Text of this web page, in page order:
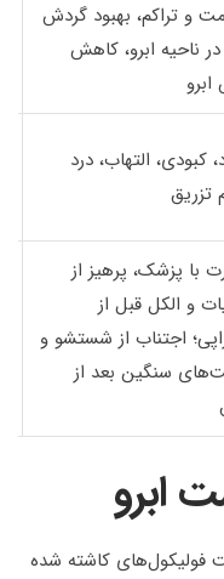
و تراکم، بهبود گردش
ناحیه ابرو، کاهش
کبودی، التهاب، درد
تزریق
با پزشک، پرهیز از
و الکل قبل از
اجتناب از شستشو و
سنگین بعد از
ابرو
فولیکول‌های کاشته شده